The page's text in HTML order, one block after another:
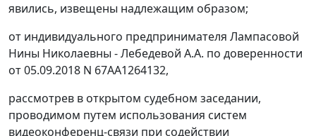
явились, извещены надлежащим образом;
от индивидуального предпринимателя Лампасовой
Нины Николаевны - Лебедевой А.А. по доверенности
от 05.09.2018 N 67АА1264132,
рассмотрев в открытом судебном заседании,
проводимом путем использования систем
видеоконференц-связи при содействии